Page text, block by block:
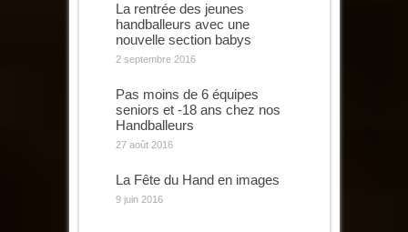
La rentrée des jeunes
handballeurs avec une
nouvelle section babys
2 septembre 2016
Pas moins de 6 équipes
seniors et -18 ans chez nos
Handballeurs
27 août 2016
La Fête du Hand en images
9 juin 2016